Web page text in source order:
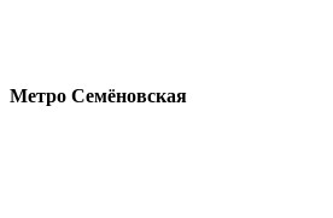
Метро Семёновская